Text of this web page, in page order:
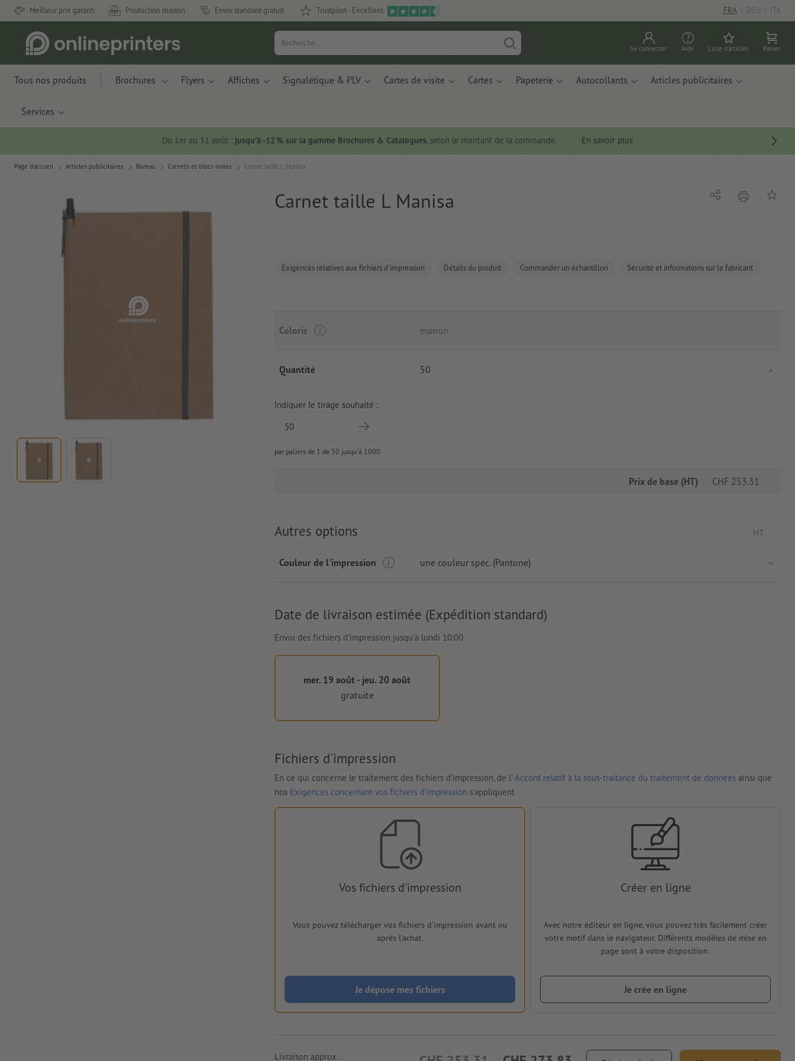
Meilleur prix garanti Production maison Envoi standard gratuit Trustpilot - Excellent FRA | DEU | ITA
Se connecter Aide Liste d'articles Panier
Tous nos produits Brochures Flyers Affiches Signalétique & PLV Cartes de visite Cartes Papeterie Autocollants Articles publicitaires
Services
Du 1er au 31 août : jusqu’à -12 % sur la gamme Brochures & Catalogues, selon le montant de la commande. En savoir plus
Page d'accueil Articles publicitaires Bureau Carnets et blocs-notes Carnet taille L Manisa
Carnet taille L Manisa
Exigences relatives aux fichiers d'impression Détails du produit Commander un échantillon Sécurité et informations sur le fabricant
Partagerimprimer
Coloris marron
Quantité 50
Indiquer le tirage souhaité :
par paliers de 1 de 50 jusqu'à 1000
Prix de base (HT) CHF 253.31
Autres options HT
Couleur de l'impression une couleur spéc. (Pantone)
Date de livraison estimée (Expédition standard)
Envoi des fichiers d'impression jusqu'à lundi 10:00
mer. 19 août - jeu. 20 août
gratuite
Fichiers d'impression
En ce qui concerne le traitement des fichiers d'impression, de l'Accord relatif à la sous-traitance du traitement de données ainsi que
nos Exigences concernant vos fichiers d'impression s'appliquent
Vos fichiers d'impression
Vous pouvez télécharger vos fichiers d'impression avant ou
après l'achat.
Je dépose mes fichiers
Créer en ligne
Avec notre éditeur en ligne, vous pouvez très facilement créer
votre motif dans le navigateur. Différents modèles de mise en
page sont à votre disposition.
Je crée en ligne
Livraison approx. :